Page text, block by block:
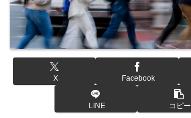
X Facebook
LINE コピー